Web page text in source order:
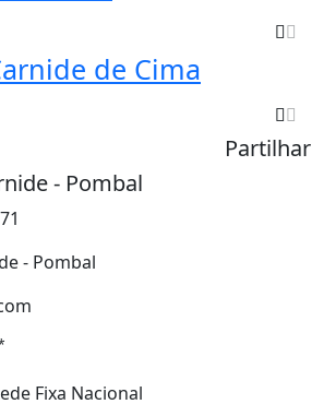
de Cima
Partilhar
- Pombal
- Pombal
Fixa Nacional